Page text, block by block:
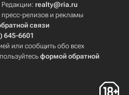
realty@ria.ru
релизов и рекламы
связи
645-6601
или сообщить обо всех
формой обратной